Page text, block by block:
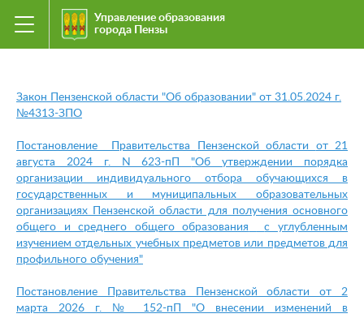
Управление образования
города Пензы
Закон Пензенской области "Об образовании" от 31.05.2024 г.
№4313-ЗПО
Постановление Правительства Пензенской области от 21
августа 2024 г. N 623-пП "Об утверждении порядка
организации индивидуального отбора обучающихся в
государственных и муниципальных образовательных
организациях Пензенской области для получения основного
общего и среднего общего образования
с углубленным
изучением отдельных учебных предметов или предметов для
профильного обучения"
Постановление Правительства Пензенской области от 2
марта 2026 г. № 152-пП "О внесении изменений в